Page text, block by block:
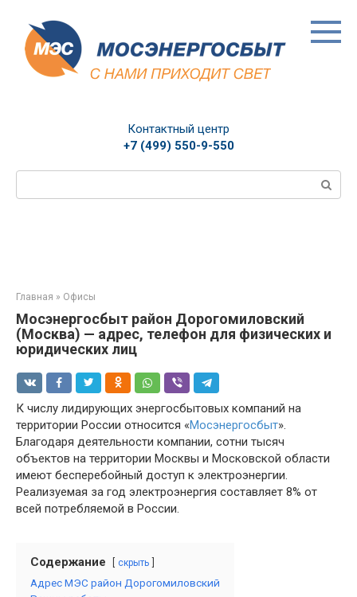
контенту
Контактный центр
+7 (499) 550-9-550
Поиск:
Главная » Офисы
Мосэнергосбыт район Дорогомиловский
(Москва) — адрес, телефон для физических и
юридических лиц
К числу лидирующих энергосбытовых компаний на
территории России относится «Мосэнергосбыт».
Благодаря деятельности компании, сотни тысяч
объектов на территории Москвы и Московской области
имеют бесперебойный доступ к электроэнергии.
Реализуемая за год электроэнергия составляет 8% от
всей потребляемой в России.
Содержание скрыть
Адрес МЭС район Дорогомиловский